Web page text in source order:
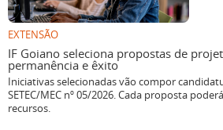
EXTENSÃO
IF Goiano seleciona propostas de
permanência e êxito
Iniciativas selecionadas vão compor
SETEC/MEC nº 05/2026. Cada proposta
recursos.